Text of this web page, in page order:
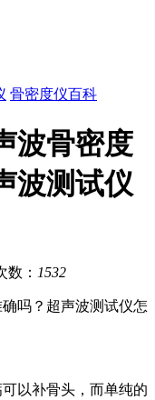
骨密度仪百科
波骨密度
波测试仪
： 1532
吗？超声波测试仪怎
以补骨头，而单纯的